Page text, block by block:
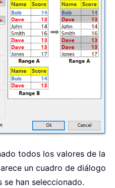
todos los valores de la
un cuadro de diálogo
se han seleccionado.